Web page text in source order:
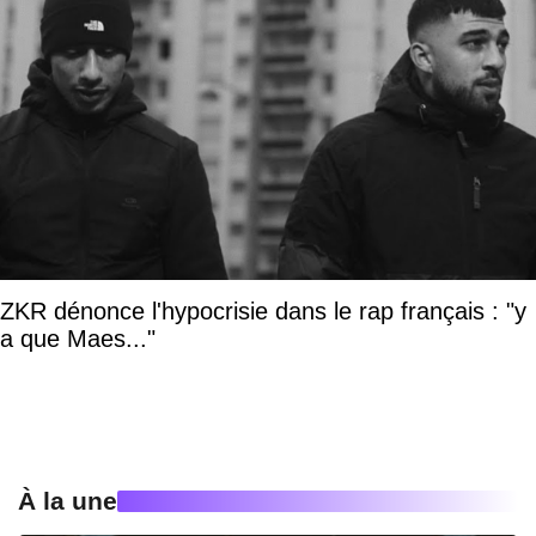
ZKR dénonce l'hypocrisie dans le rap français : "y
a que Maes..."
À la une